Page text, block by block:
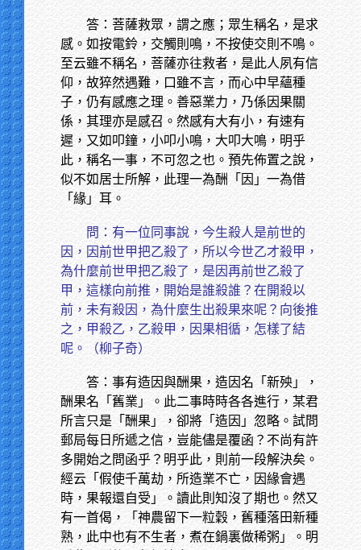
答：菩薩救眾，謂之應；眾生稱名，是求
感。如按電鈴，交觸則鳴，不按使交則不鳴。
至云雖不稱名，菩薩亦往救者，是此人夙有信
仰，故猝然遇難，口雖不言，而心中早蘊種
子，仍有感應之理。善惡業力，乃係因果關
係，其理亦是感召。然感有大有小，有速有
遲，又如叩鐘，小叩小鳴，大叩大鳴，明乎
此，稱名一事，不可忽之也。預先佈置之說，
似不如居士所解，此理一為酬「因」一為借
「緣」耳。
問：有一位同事說，今生殺人是前世的
因，因前世甲把乙殺了，所以今世乙才殺甲，
為什麼前世甲把乙殺了，是因再前世乙殺了
甲，這樣向前推，開始是誰殺誰？在開殺以
前，未有殺因，為什麼生出殺果來呢？向後推
之，甲殺乙，乙殺甲，因果相循，怎樣了結
呢。（柳子奇）
答：事有造因與酬果，造因名「新殃」，
酬果名「舊業」。此二事時時各各進行，某君
所言只是「酬果」，卻將「造因」忽略。試問
郵局每日所遞之信，豈能儘是覆函？不尚有許
多開始之問函乎？明乎此，則前一段解決矣。
經云「假使千萬劫，所造業不亡，因緣會遇
時，果報還自受」。讀此則知沒了期也。然又
有一首偈，「神農留下一粒穀，舊種落田新種
熟，此中也有不生者，煮在鍋裏做稀粥」。明